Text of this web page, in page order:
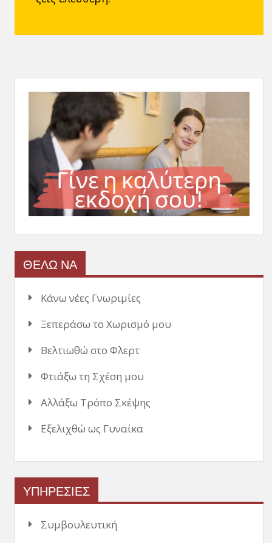
ΘΕΛΩ ΝΑ
Κάνω νέες Γνωριμίες
Ξεπεράσω το Χωρισμό μου
Βελτιωθώ στο Φλερτ
Φτιάξω τη Σχέση μου
Αλλάξω Τρόπο Σκέψης
Εξελιχθώ ως Γυναίκα
ΥΠΗΡΕΣΙΕΣ
Συμβουλευτική